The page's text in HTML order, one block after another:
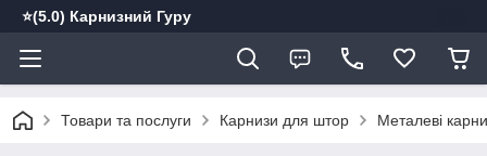
⭐️(5.0) Карнизний Гуру
Товари та послуги Карнизи для штор Металеві